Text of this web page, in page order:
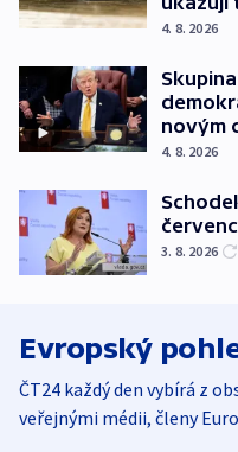
4. 8. 2026
novým
4. 8. 2026
3. 8. 2026
Evropský
ČT24 každý den vybírá z
veřejnými médii, členy